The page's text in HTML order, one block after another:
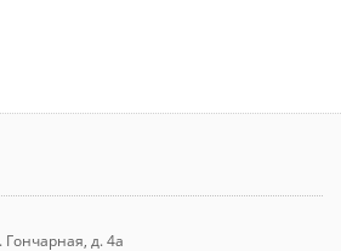
Гончарная, д. 4а